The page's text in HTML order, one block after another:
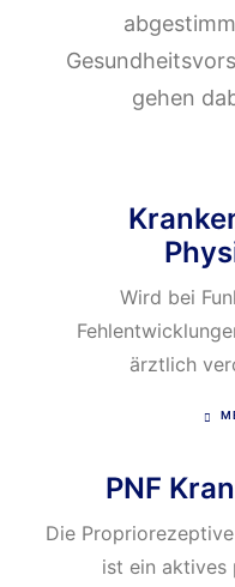
gehen
Wird bei
ärztlich
PNF
Die
ist ein aktives